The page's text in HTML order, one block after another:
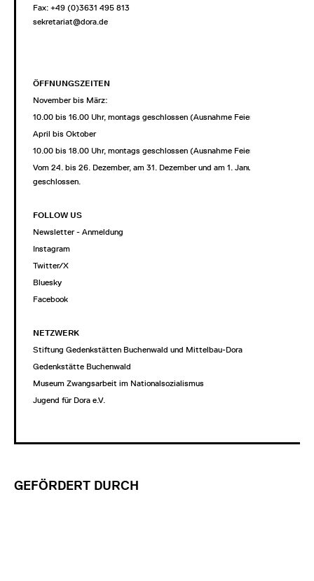
Fax: +49 (0)3631 495 813
sekretariat@dora.de
ÖFFNUNGSZEITEN
November bis März:
10.00 bis 16.00 Uhr, montags geschlossen (Ausnahme Feiertage)
April bis Oktober
10.00 bis 18.00 Uhr, montags geschlossen (Ausnahme Feiertage)
Vom 24. bis 26. Dezember, am 31. Dezember und am 1. Januar
geschlossen.
FOLLOW US
Newsletter - Anmeldung
Instagram
Twitter/X
Bluesky
Facebook
NETZWERK
Stiftung Gedenkstätten Buchenwald und Mittelbau-Dora
Gedenkstätte Buchenwald
Museum Zwangsarbeit im Nationalsozialismus
Jugend für Dora e.V.
GEFÖRDERT DURCH